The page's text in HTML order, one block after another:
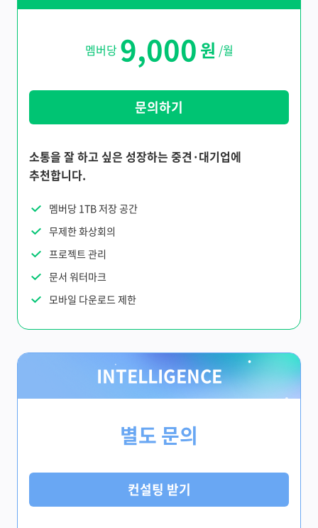
멤버당 9,000원 /월
문의하기
소통을 잘 하고 싶은 성장하는 중견·대기업에
추천합니다.
멤버당 1TB 저장 공간
무제한 화상회의
프로젝트 관리
문서 워터마크
모바일 다운로드 제한
INTELLIGENCE
별도 문의
컨설팅 받기